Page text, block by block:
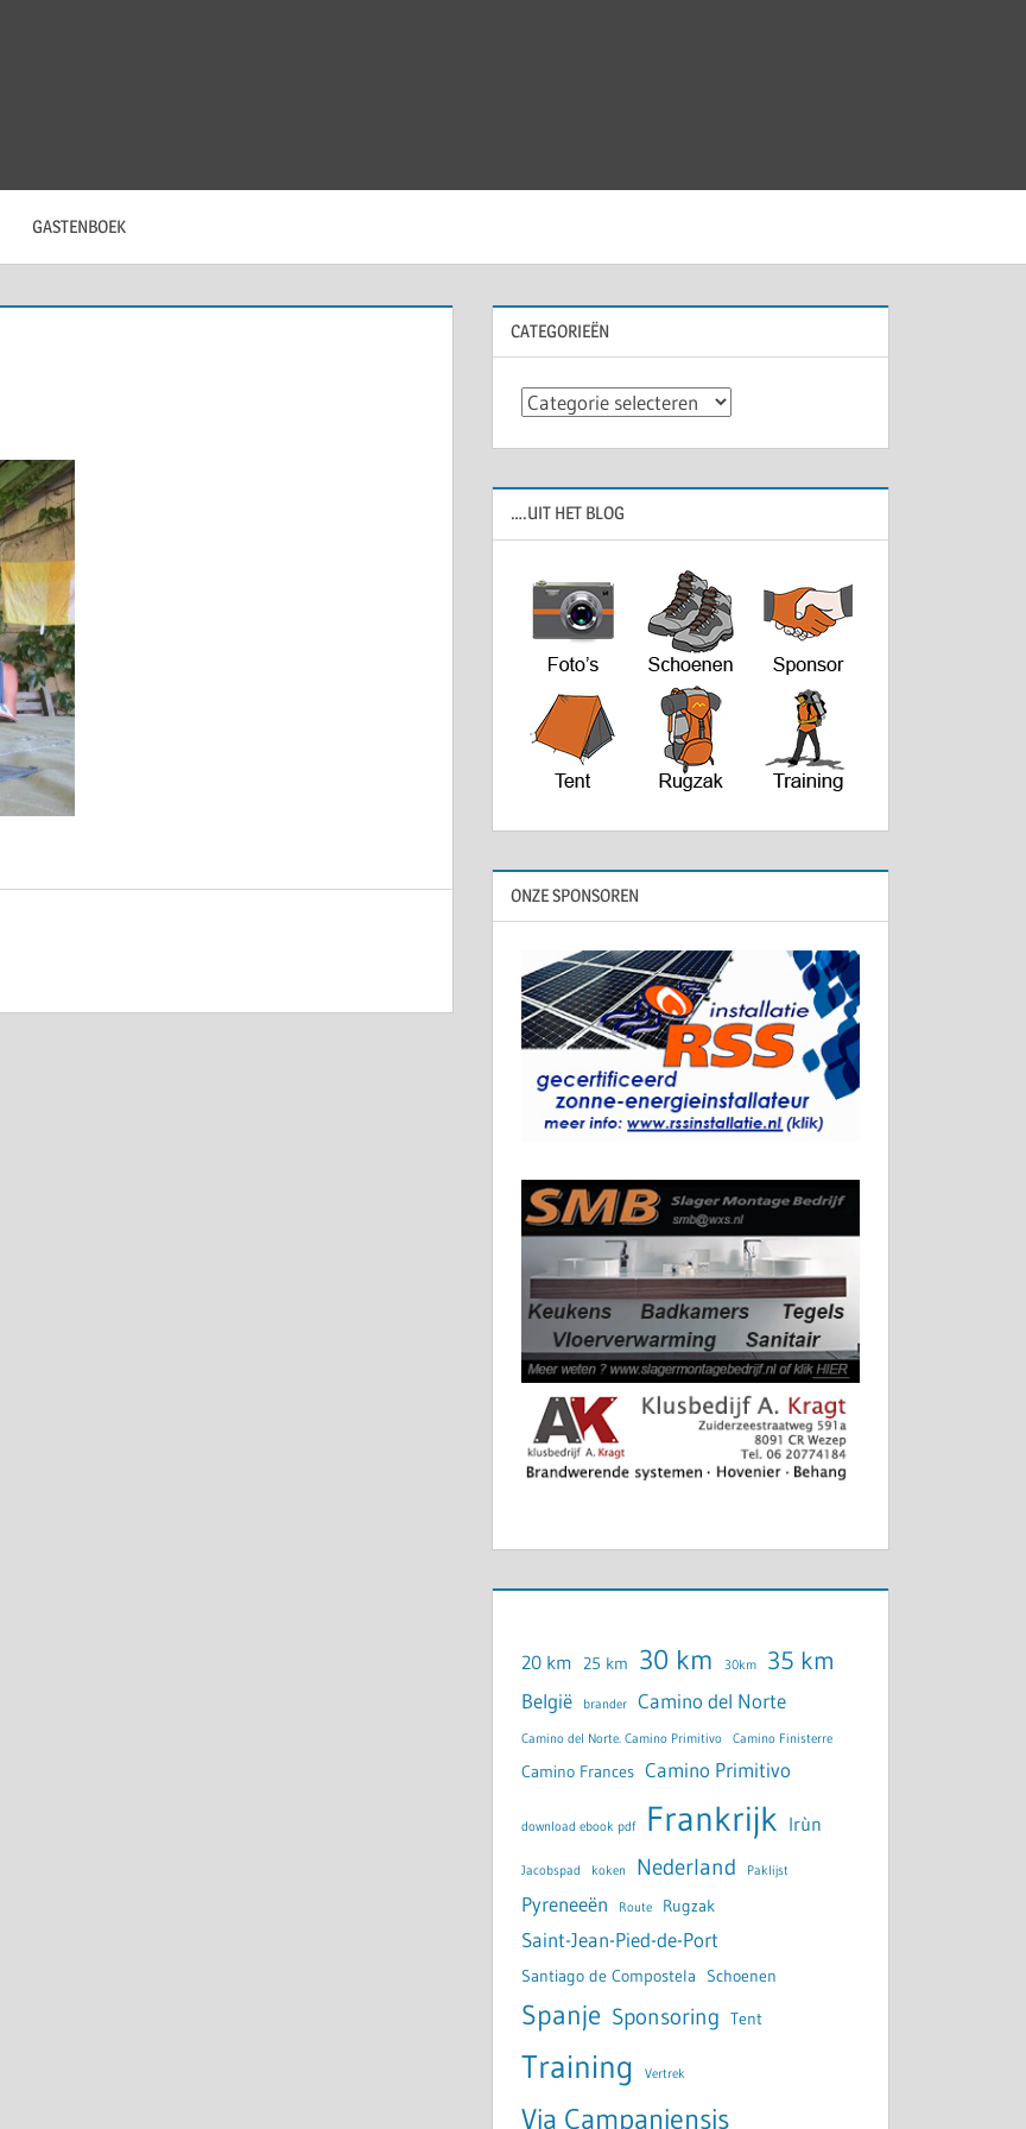
GASTENBOEK
CATEGORIEËN
Categorieën
….UIT HET BLOG
ONZE SPONSOREN
20 km 25 km 30 km 30km 35 km
België brander Camino del Norte
Camino del Norte. Camino Primitivo Camino Finisterre
Camino Frances Camino Primitivo
download ebook pdf Frankrijk Irùn
Jacobspad koken Nederland Paklijst
Pyreneeën Route Rugzak
Saint-Jean-Pied-de-Port
Santiago de Compostela Schoenen
Spanje Sponsoring Tent
Training Vertrek
Via Campaniensis